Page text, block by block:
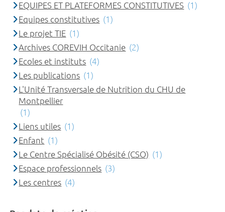
EQUIPES ET PLATEFORMES CONSTITUTIVES (1)
Equipes constitutives (1)
Le projet TIE (1)
Archives COREVIH Occitanie (2)
Ecoles et instituts (4)
Les publications (1)
L'Unité Transversale de Nutrition du CHU de
Montpellier
(1)
Liens utiles (1)
Enfant (1)
Le Centre Spécialisé Obésité (CSO) (1)
Espace professionnels (3)
Les centres (4)